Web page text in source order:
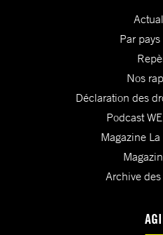
Par
Nos
Déclaration des
Podcast
Magazine
Archive